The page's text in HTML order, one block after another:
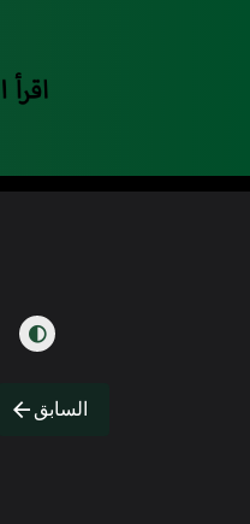
السابق